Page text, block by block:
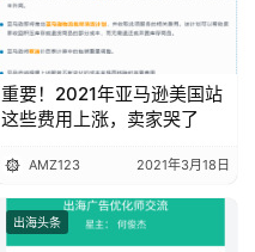
重要！2021年亚马逊美国站
这些费用上涨，卖家哭了
AMZ123 2021年3月18日
出海头条